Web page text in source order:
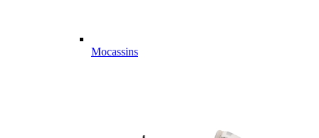
Mocassins